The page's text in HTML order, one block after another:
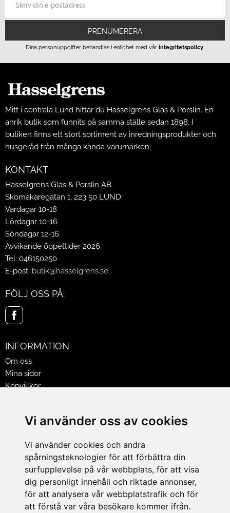
Vi använder oss av cookies
Vi använder cookies och andra
spårningsteknologier för att förbättra din
surfupplevelse på vår webbplats, för att visa
dig personligt innehåll och riktade annonser,
för att analysera vår webbplatstrafik och för
att förstå var våra besökare kommer ifrån.
PRENUMERERA
Dina personuppgifter behandlas i enlighet med vår integritetspolicy
Mitt i centrala Lund hittar du Hasselgrens Glas & Porslin. En
anrik butik som funnits på samma ställe sedan 1898. I
butiken finns ett stort sortiment av inredningsprodukter och
husgeråd från många kända varumärken.
KONTAKT
Hasselgrens Glas & Porslin AB
Skomakaregatan 1, 223 50 LUND
Vardagar 10-18
Lördagar 10-16
Söndagar 12-16
Avvikande öppettider 2026
Tel: 046150250
E-post: butik@hasselgrens.se
FÖLJ OSS PÅ:
INFORMATION
Om oss
Mina sidor
Köpvillkor
Jobba på Hasselgrens
LEVERANS
BETALNINGSSÄTT